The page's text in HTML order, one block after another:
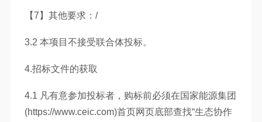
【7】其他要求：/
3.2 本项目不接受联合体投标。
4.招标文件的获取
4.1 凡有意参加投标者，购标前必须在国家能源集团
(https://www.ceic.com)首页网页底部查找“生态协作